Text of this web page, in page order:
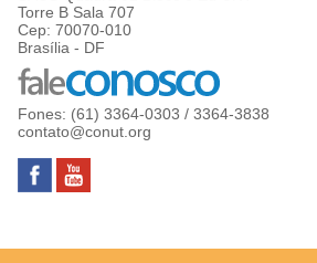
Torre B Sala 707
Cep: 70070-010
Brasília - DF
Fones: (61) 3364-0303 / 3364-3838
contato@conut.org